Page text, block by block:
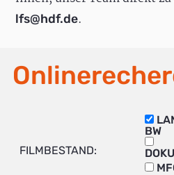
lfs@hdf.de.
FILMBESTAND:
BW